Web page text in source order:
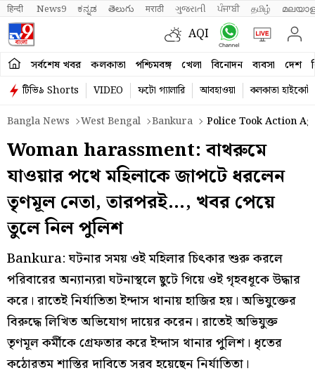
हिन्दी News9 ಕನ್ನಡ తెలుగు मराठी ગુજરાતી ਪੰਜਾਬੀ தமிழ்
AQI
সর্বশেষ খবর কলকাতা পশ্চিমবঙ্গ খেলা বিনোদন ব্যবসা দেশ
টিভি৯ Shorts VIDEO ফটো গ্যালারি আবহাওয়া
কলকাতা হাইকোর্ট
Bangla News
West Bengal Bankura Police Took Action
Woman harassment: বাথরুমে
যাওয়ার পথে মহিলাকে জাপটে ধরলেন
তৃণমূল নেতা, তারপরই…, খবর পেয়ে
তুলে নিল পুলিশ
Bankura: ঘটনার সময় ওই মহিলার চিৎকার শুরু করলে
পরিবারের অন্যান্যরা ঘটনাস্থলে ছুটে গিয়ে ওই গৃহবধূকে উদ্ধার
করে। রাতেই নির্যাতিতা ইন্দাস থানায় হাজির হয়। অভিযুক্তের
বিরুদ্ধে লিখিত অভিযোগ দায়ের করেন। রাতেই অভিযুক্ত
তৃণমূল কর্মীকে গ্রেফতার করে ইন্দাস থানার পুলিশ। ধৃতের
কঠোরতম শাস্তির দাবিতে সরব হয়েছেন নির্যাতিতা।